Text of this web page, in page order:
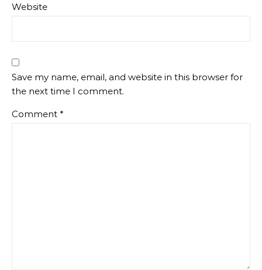
Website
Save my name, email, and website in this browser for
the next time I comment.
Comment *